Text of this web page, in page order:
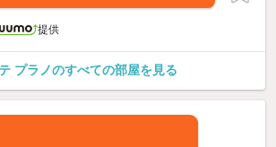
提供
プラノのすべての部屋を見る